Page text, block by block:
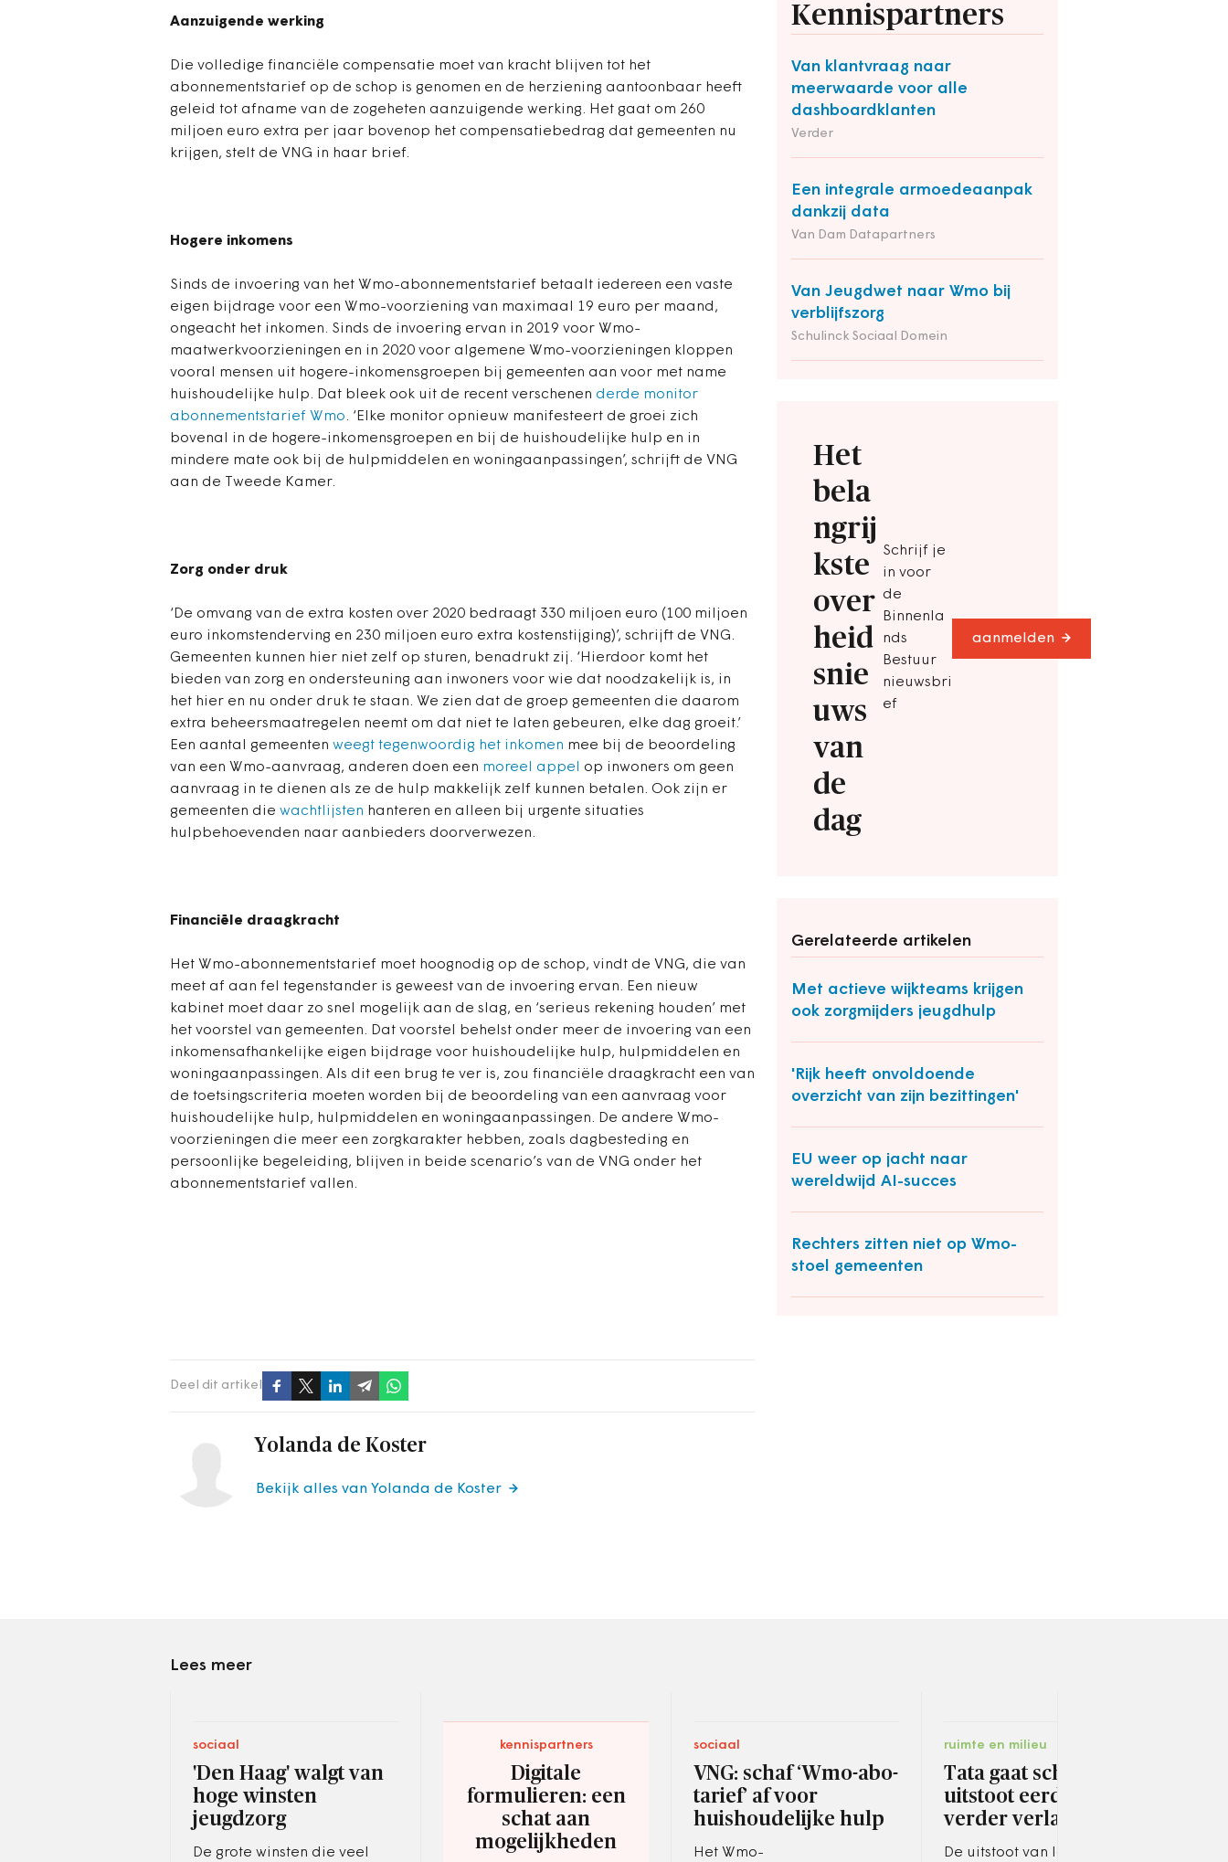
Kennispartners
Van klantvraag naar
meerwaarde voor alle
dashboardklanten
Verder
Een integrale armoedeaanpak
dankzij data
Van Dam Datapartners
Van Jeugdwet naar Wmo bij
verblijfszorg
Schulinck Sociaal Domein
Het
bela
ngrij
kste
over
heid
snie
uws
van
de
dag
Schrijf je
in voor
de
Binnenla
nds
Bestuur
nieuwsbri
ef
aanmelden
Gerelateerde artikelen
Met actieve wijkteams krijgen
ook zorgmijders jeugdhulp
'Rijk heeft onvoldoende
overzicht van zijn bezittingen'
EU weer op jacht naar
wereldwijd AI-succes
Rechters zitten niet op Wmo-
stoel gemeenten
Aanzuigende werking
Die volledige financiële compensatie moet van kracht blijven tot het
abonnementstarief op de schop is genomen en de herziening aantoonbaar heeft
geleid tot afname van de zogeheten aanzuigende werking. Het gaat om 260
miljoen euro extra per jaar bovenop het compensatiebedrag dat gemeenten nu
krijgen, stelt de VNG in haar brief.
Hogere inkomens
Sinds de invoering van het Wmo-abonnementstarief betaalt iedereen een vaste
eigen bijdrage voor een Wmo-voorziening van maximaal 19 euro per maand,
ongeacht het inkomen. Sinds de invoering ervan in 2019 voor Wmo-
maatwerkvoorzieningen en in 2020 voor algemene Wmo-voorzieningen kloppen
vooral mensen uit hogere-inkomensgroepen bij gemeenten aan voor met name
huishoudelijke hulp. Dat bleek ook uit de recent verschenen derde monitor
abonnementstarief Wmo. ‘Elke monitor opnieuw manifesteert de groei zich
bovenal in de hogere-inkomensgroepen en bij de huishoudelijke hulp en in
mindere mate ook bij de hulpmiddelen en woningaanpassingen’, schrijft de VNG
aan de Tweede Kamer.
Zorg onder druk
‘De omvang van de extra kosten over 2020 bedraagt 330 miljoen euro (100 miljoen
euro inkomstenderving en 230 miljoen euro extra kostenstijging)’, schrijft de VNG.
Gemeenten kunnen hier niet zelf op sturen, benadrukt zij. ‘Hierdoor komt het
bieden van zorg en ondersteuning aan inwoners voor wie dat noodzakelijk is, in
het hier en nu onder druk te staan. We zien dat de groep gemeenten die daarom
extra beheersmaatregelen neemt om dat niet te laten gebeuren, elke dag groeit.’
Een aantal gemeenten weegt tegenwoordig het inkomen mee bij de beoordeling
van een Wmo-aanvraag, anderen doen een moreel appel
op inwoners om geen
aanvraag in te dienen als ze de hulp makkelijk zelf kunnen betalen. Ook zijn er
gemeenten die wachtlijsten hanteren en alleen bij urgente situaties
hulpbehoevenden naar aanbieders doorverwezen.
Financiële draagkracht
Het Wmo-abonnementstarief moet hoognodig op de schop, vindt de VNG, die van
meet af aan fel tegenstander is geweest van de invoering ervan. Een nieuw
kabinet moet daar zo snel mogelijk aan de slag, en ‘serieus rekening houden’ met
het voorstel van gemeenten. Dat voorstel behelst onder meer de invoering van een
inkomensafhankelijke eigen bijdrage voor huishoudelijke hulp, hulpmiddelen en
woningaanpassingen. Als dit een brug te ver is, zou financiële draagkracht een van
de toetsingscriteria moeten worden bij de beoordeling van een aanvraag voor
huishoudelijke hulp, hulpmiddelen en woningaanpassingen. De andere Wmo-
voorzieningen die meer een zorgkarakter hebben, zoals dagbesteding en
persoonlijke begeleiding, blijven in beide scenario’s van de VNG onder het
abonnementstarief vallen.
Deel dit artikel
Yolanda de Koster
Bekijk alles van Yolanda de Koster
Lees meer
sociaal
'Den Haag' walgt van
hoge winsten
jeugdzorg
De grote winsten die veel
kennispartners
Digitale
formulieren: een
schat aan
mogelijkheden
sociaal
VNG: schaf ‘Wmo-abo-
tarief’ af voor
huishoudelijke hulp
Het Wmo-
ruimte en milieu
Tata gaat schadelijke
uitstoot eerder en
verder verlagen
De uitstoot van lood gaat al